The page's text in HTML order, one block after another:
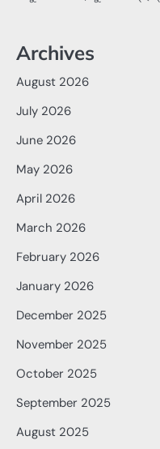
Archives
August 2026
July 2026
June 2026
May 2026
April 2026
March 2026
February 2026
January 2026
December 2025
November 2025
October 2025
September 2025
August 2025